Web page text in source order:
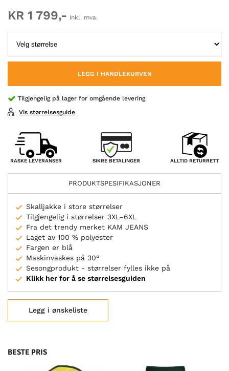
KR 1 799,- inkl. mva.
LEGG I HANDLEKURVEN
Tilgjengelig på lager for omgående levering
Vis størrelsesguide
RASKE LEVERANSER SIKRE BETALINGER ALLTID RETURRETT
PRODUKTSPESIFIKASJONER
Skalljakke i store størrelser
Tilgjengelig i størrelser 3XL–6XL
Fra det trendy merket KAM JEANS
Laget av 100 % polyester
Fargen er blå
Maskinvaskes på 30°
Sesongprodukt - størrelser fylles ikke på
Klikk her for å se størrelsesguiden
Legg i ønskeliste
BESTE PRIS